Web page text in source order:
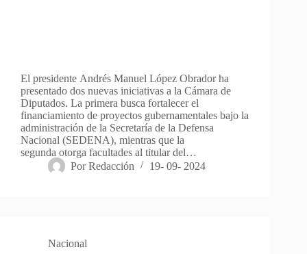
El presidente Andrés Manuel López Obrador ha
presentado dos nuevas iniciativas a la Cámara de
Diputados. La primera busca fortalecer el
financiamiento de proyectos gubernamentales bajo la
administración de la Secretaría de la Defensa
Nacional (SEDENA), mientras que la
segunda otorga facultades al titular del…
Por Redacción 19- 09- 2024
Nacional